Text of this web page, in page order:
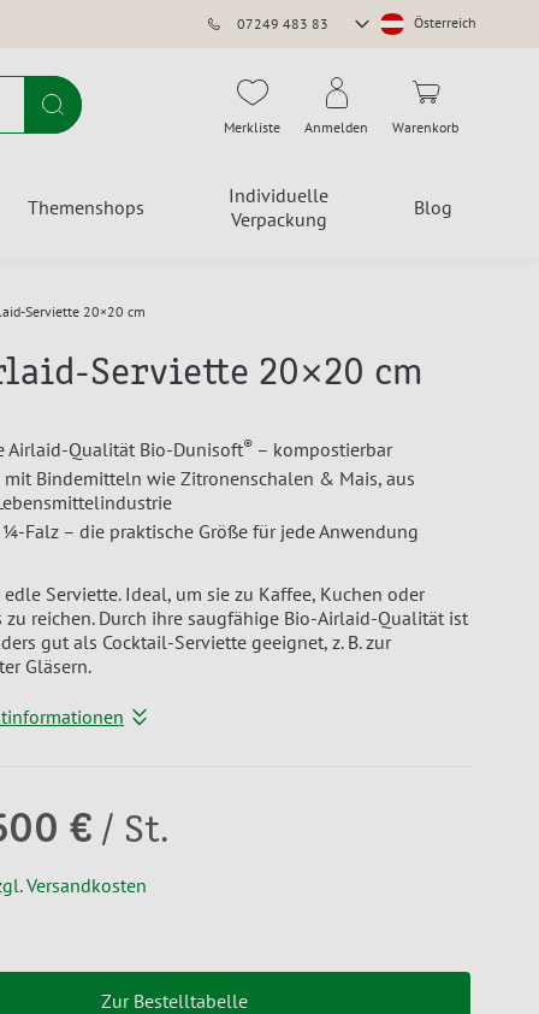
07249 483 83
Store
Österreich
Suche Merkliste Anmelden Warenkorb
Themenshops
Individuelle
Verpackung
Blog
Serviette 20×20 cm
Serviette 20×20 cm
Airlaid-Qualität Bio-Dunisoft® – kompostierbar
Bindemitteln wie Zitronenschalen & Mais, aus
Falz – die praktische Größe für jede Anwendung
Serviette. Ideal, um sie zu Kaffee, Kuchen oder
zu reichen. Durch ihre saugfähige Bio-Airlaid-Qualität ist
gut als Cocktail-Serviette geeignet, z. B. zur
Gläsern.
€ / St.
Versandkosten
Zur Bestelltabelle